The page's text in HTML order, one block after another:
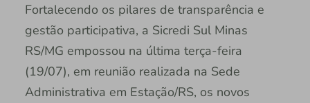
Fortalecendo os pilares de transparência e
gestão participativa, a Sicredi Sul Minas
RS/MG empossou na última terça-feira
(19/07), em reunião realizada na Sede
Administrativa em Estação/RS, os novos